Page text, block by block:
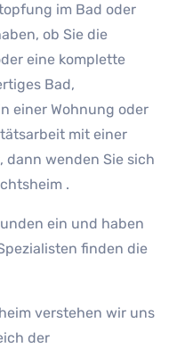
im Bad oder
ob Sie die
eine komplette
Bad,
einer Wohnung oder
mit einer
dann wenden Sie sich
.
ein und haben
finden die
verstehen wir uns
der